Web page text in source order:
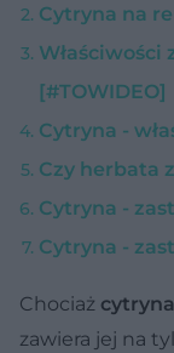
Cytryna na
[#TOWIDEO]
Cytryna -
Czy herbata
Cytryna -
Cytryna -
Chociaż cytryna
zawiera jej na